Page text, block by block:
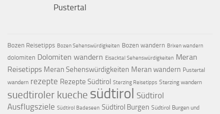
Pustertal
Bozen Reisetipps Bozen Sehenswürdigkeiten Bozen wandern Brixen wandern
dolomiten Dolomiten wandern Eisacktal Sehenswürdigkeiten Meran
Reisetipps Meran Sehenswürdigkeiten Meran wandern Pustertal
wandern rezepte Rezepte Südtirol Sterzing Reisetipps Sterzing wandern
suedtiroler kueche südtirol Südtirol
Ausflugsziele Südtirol Badeseen Südtirol Burgen Südtirol Burgen und